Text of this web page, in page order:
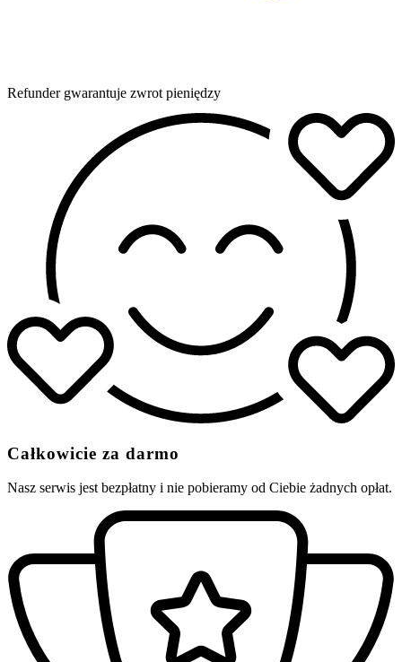
Refunder gwarantuje zwrot pieniędzy
Całkowicie za darmo
Nasz serwis jest bezpłatny i nie pobieramy od Ciebie żadnych opłat.